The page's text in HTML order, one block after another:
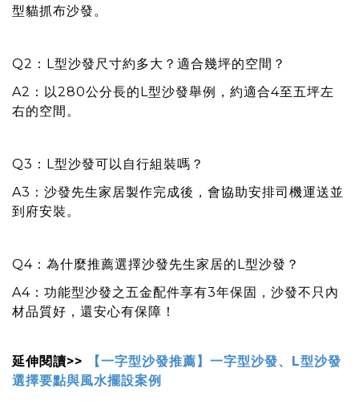
型貓抓布沙發。
Q2 ：L型沙發尺寸約多大？適合幾坪的空間？
A2 ：以280公分長的L型沙發舉例，約適合4至五坪左
右的空間。
Q3 ：L型沙發可以自行組裝嗎？
A3 ：沙發先生家居製作完成後，會協助安排司機運送並
到府安裝。
Q4 ：為什麼推薦選擇沙發先生家居的L型沙發？
A4 ：功能型沙發之五金配件享有3年保固，沙發不只內
材品質好，還安心有保障！
延伸閱讀>>
【一字型沙發推薦】一字型沙發、L型沙發
選擇要點與風水擺設案例